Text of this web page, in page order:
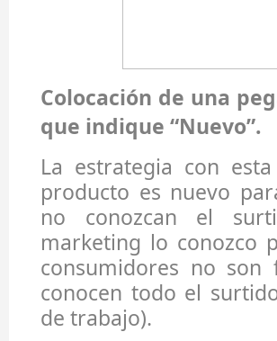
Colocación de una
que indique “Nuevo”.
La estrategia con
producto es nuevo
no conozcan el
marketing lo conozco
consumidores no
conocen todo el
de trabajo).